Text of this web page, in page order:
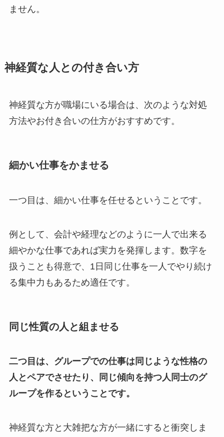
ません。
神経質な人との付き合い方
神経質な方が職場にいる場合は、次のような対処
方法やお付き合いの仕方がおすすめです。
細かい仕事をかませる
一つ目は、細かい仕事を任せるということです。
例として、会計や経理などのように一人で出来る
細やかな仕事であれば実力を発揮します。数字を
扱うことも得意で、1日同じ仕事を一人でやり続け
る集中力もあるため適任です。
同じ性質の人と組ませる
二つ目は、グループでの仕事は同じような性格の
人とペアでさせたり、同じ傾向を持つ人同士のグ
ループを作るということです。
神経質な方と大雑把な方が一緒にすると衝突しま